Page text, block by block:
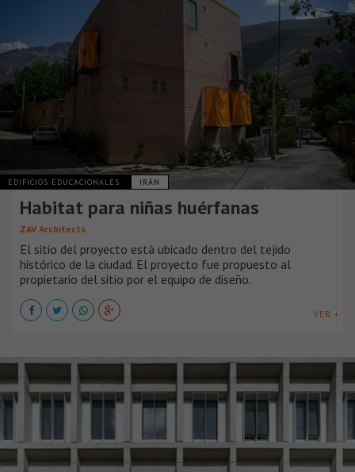
EDIFICIOS EDUCACIONALES IRÁN
Habitat para niñas huérfanas
ZAV Architects
El sitio del proyecto está ubicado dentro del tejido
histórico de la ciudad. El proyecto fue propuesto al
propietario del sitio por el equipo de diseño.
VER +